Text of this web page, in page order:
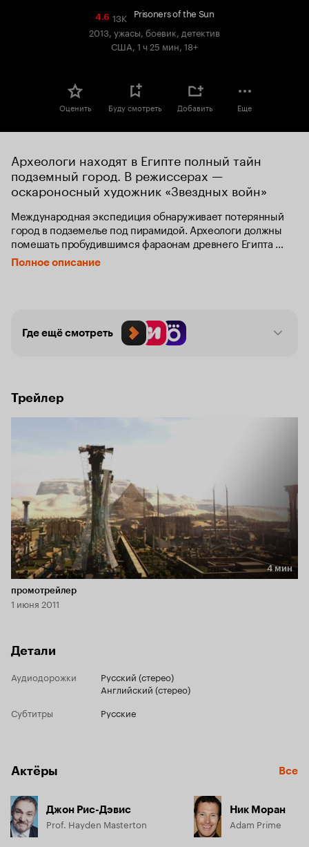
4.6Рейтинг
Кинопоиска
4.6
13K Prisoners of the Sun
2013, ужасы, боевик, детектив
США, 1 ч 25 мин, 18+
Оценить Буду смотреть Добавить Еще
Археологи находят в Египте полный тайн
подземный город. В режиссерах —
оскароносный художник «Звездных войн»
Международная экспедиция обнаруживает потерянный
город в подземелье под пирамидой. Археологи должны
помешать пробудившимся фараонам древнего Египта
устроить апокалипсис.
Полное описание
Где ещё смотреть
Трейлер
Длительность 4 мин
4 мин
промотрейлер
1 июня 2011
Детали
Аудиодорожки
Русский (стерео)
Английский (стерео)
Субтитры
Русские
Актёры Все
Джон Рис-Дэвис
Prof. Hayden Masterton
Ник Моран
Adam Prime